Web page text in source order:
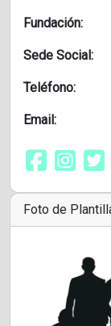
Fundación:
Sede Social:
Teléfono:
Email:
Foto de